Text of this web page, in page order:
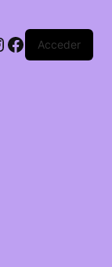
Facebook
Acceder